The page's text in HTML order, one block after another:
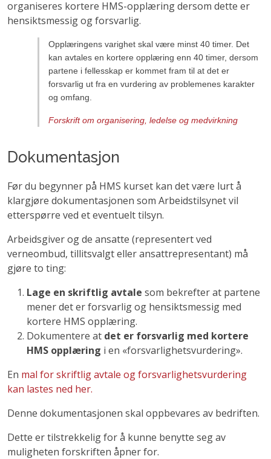
organiseres kortere HMS-opplæring dersom dette er
hensiktsmessig og forsvarlig.
Opplæringens varighet skal være minst 40 timer. Det
kan avtales en kortere opplæring enn 40 timer, dersom
partene i fellesskap er kommet fram til at det er
forsvarlig ut fra en vurdering av problemenes karakter
og omfang.
Forskrift om organisering, ledelse og medvirkning
Dokumentasjon
Før du begynner på HMS kurset kan det være lurt å
klargjøre dokumentasjonen som Arbeidstilsynet vil
etterspørre ved et eventuelt tilsyn.
Arbeidsgiver og de ansatte (representert ved
verneombud, tillitsvalgt eller ansattrepresentant) må
gjøre to ting:
Lage en skriftlig avtale som bekrefter at partene
mener det er forsvarlig og hensiktsmessig med
kortere HMS opplæring.
Dokumentere at det er forsvarlig med kortere
HMS opplæring i en «forsvarlighetsvurdering».
En mal for skriftlig avtale og forsvarlighetsvurdering
kan lastes ned her.
Denne dokumentasjonen skal oppbevares av bedriften.
Dette er tilstrekkelig for å kunne benytte seg av
muligheten forskriften åpner for.